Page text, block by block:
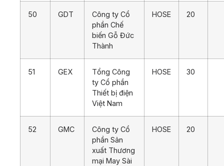
50 GDT
Công ty Cổ
phần Chế
biến Gỗ Đức
Thành
HOSE 20
51 GEX
Tổng Công
ty Cổ phần
Thiết bị điện
Việt Nam
HOSE 30
52 GMC
Công ty Cổ
phần Sản
xuất Thương
mại May Sài
HOSE 20